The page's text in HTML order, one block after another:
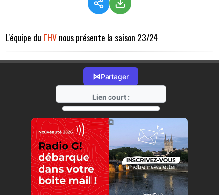
L'équipe du THVnous présente la saison 23/24
⋈Partager
Lien court :
https://radio-g.fr?12506
⧉